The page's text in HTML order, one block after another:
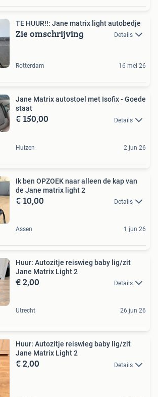
TE HUUR!!: Jane matrix light autobedje
Zie omschrijving Details
Rotterdam 16 mei 26
Jane Matrix autostoel met Isofix - Goede
staat
€ 150,00 Details
Huizen 2 jun 26
Ik ben OPZOEK naar alleen de kap van
de Jane matrix light 2
€ 10,00 Details
Assen 1 jun 26
Huur: Autozitje reiswieg baby lig/zit
Jane Matrix Light 2
€ 2,00 Details
Utrecht 26 jun 26
Huur: Autozitje reiswieg baby lig/zit
Jane Matrix Light 2
€ 2,00 Details